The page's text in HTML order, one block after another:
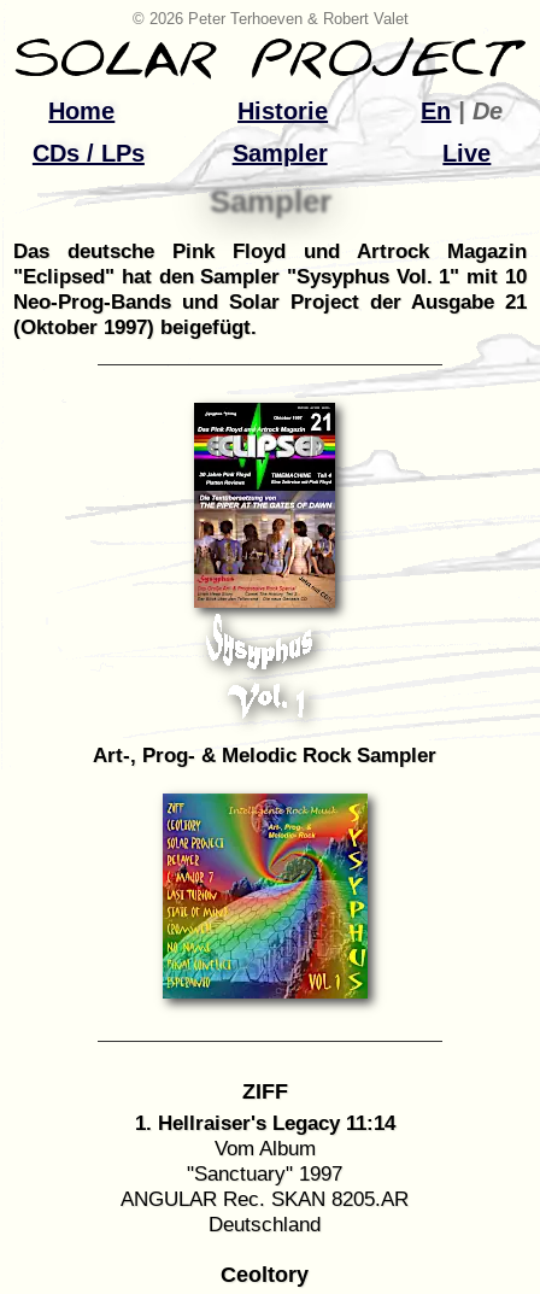
© 2026 Peter Terhoeven & Robert Valet
Home
CDs / LPs
Sampler Live
Historie En| De
Sampler
Das deutsche Pink Floyd und Artrock Magazin
"Eclipsed" hat den Sampler "Sysyphus Vol. 1" mit 10
Neo-Prog-Bands und Solar Project der Ausgabe 21
(Oktober 1997) beigefügt.
Art-, Prog- & Melodic Rock Sampler
ZIFF
1. Hellraiser's Legacy 11:14
Vom Album
"Sanctuary" 1997
ANGULAR Rec. SKAN 8205.AR
Deutschland
Ceoltory